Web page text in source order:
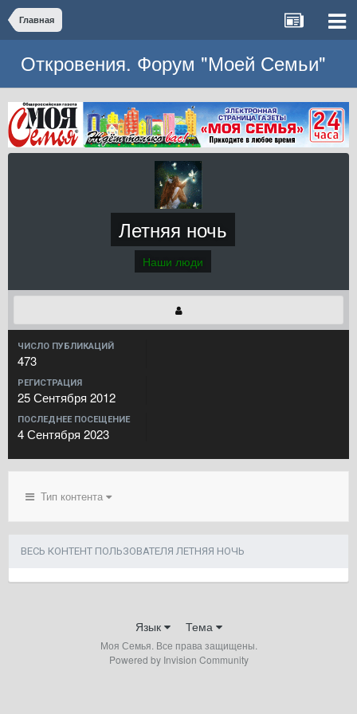
Главная
Откровения. Форум "Моей Семьи"
Летняя ночь
Наши люди
ЧИСЛО ПУБЛИКАЦИЙ
473
РЕГИСТРАЦИЯ
25 Сентября 2012
ПОСЛЕДНЕЕ ПОСЕЩЕНИЕ
4 Сентября 2023
Тип контента
ВЕСЬ КОНТЕНТ ПОЛЬЗОВАТЕЛЯ ЛЕТНЯЯ НОЧЬ
Язык Тема
Моя Семья. Все права защищены.
Powered by Invision Community